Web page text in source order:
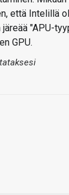
että Intelillä
järeää "APU-
GPU.